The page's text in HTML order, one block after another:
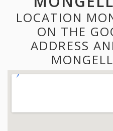
LOCATION
ON THE
ADDRESS